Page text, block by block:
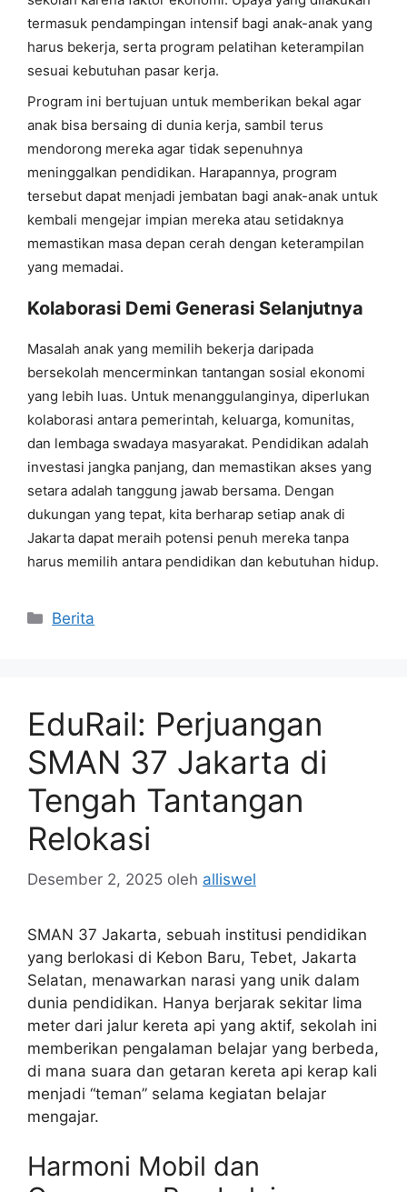
termasuk pendampingan intensif bagi anak-anak yang
harus bekerja, serta program pelatihan keterampilan
sesuai kebutuhan pasar kerja.
Program ini bertujuan untuk memberikan bekal agar
anak bisa bersaing di dunia kerja, sambil terus
mendorong mereka agar tidak sepenuhnya
meninggalkan pendidikan. Harapannya, program
tersebut dapat menjadi jembatan bagi anak-anak untuk
kembali mengejar impian mereka atau setidaknya
memastikan masa depan cerah dengan keterampilan
yang memadai.
Kolaborasi Demi Generasi Selanjutnya
Masalah anak yang memilih bekerja daripada
bersekolah mencerminkan tantangan sosial ekonomi
yang lebih luas. Untuk menanggulanginya, diperlukan
kolaborasi antara pemerintah, keluarga, komunitas,
dan lembaga swadaya masyarakat. Pendidikan adalah
investasi jangka panjang, dan memastikan akses yang
setara adalah tanggung jawab bersama. Dengan
dukungan yang tepat, kita berharap setiap anak di
Jakarta dapat meraih potensi penuh mereka tanpa
harus memilih antara pendidikan dan kebutuhan hidup.
Kategori
Berita
EduRail: Perjuangan
SMAN 37 Jakarta di
Tengah Tantangan
Relokasi
Desember 2, 2025 oleh alliswel
SMAN 37 Jakarta, sebuah institusi pendidikan
yang berlokasi di Kebon Baru, Tebet, Jakarta
Selatan, menawarkan narasi yang unik dalam
dunia pendidikan. Hanya berjarak sekitar lima
meter dari jalur kereta api yang aktif, sekolah ini
memberikan pengalaman belajar yang berbeda,
di mana suara dan getaran kereta api kerap kali
menjadi “teman” selama kegiatan belajar
mengajar.
Harmoni Mobil dan